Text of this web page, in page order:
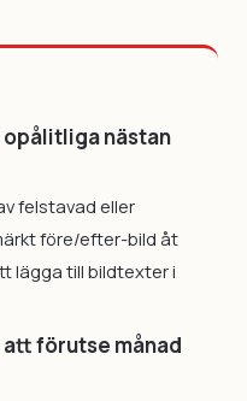
nästan
felstavad eller
före/efter-bild åt
lägga till bildtexter i
förutse månad